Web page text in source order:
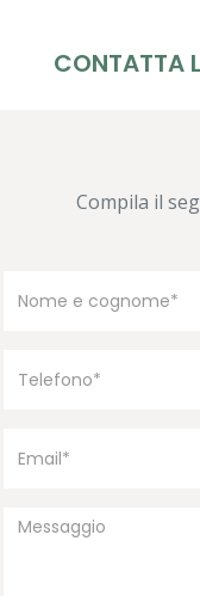
CONTATTA
Compila il